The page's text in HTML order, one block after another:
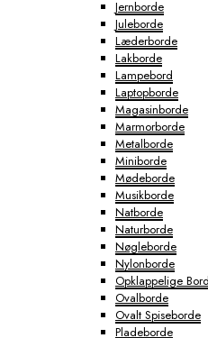
Jernborde
Juleborde
Læderborde
Lakborde
Lampebord
Laptopborde
Magasinborde
Marmorborde
Metalborde
Miniborde
Mødeborde
Musikborde
Natborde
Naturborde
Nøgleborde
Nylonborde
Opklappelige
Ovalborde
Ovalt Spiseborde
Pladeborde